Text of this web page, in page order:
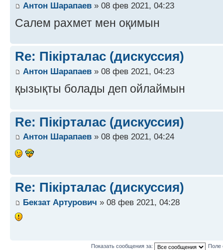
Антон Шарапаев » 08 фев 2021, 04:23
Салем рахмет мен оқимын
Re: Пікірталас (дискуссия)
Антон Шарапаев » 08 фев 2021, 04:23
қызықты болады деп ойлаймын
Re: Пікірталас (дискуссия)
Антон Шарапаев » 08 фев 2021, 04:24
Re: Пікірталас (дискуссия)
Бекзат Артурович » 08 фев 2021, 04:28
Показать сообщения за: Поле